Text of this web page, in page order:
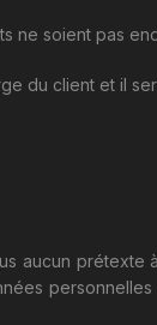
ne soient pas
du client et il
aucun prétexte